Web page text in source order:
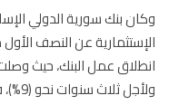
بنك سورية الدولي الإسلامي
عمل البنك، حيث وصلت نسبة
ولأجل ثلاث